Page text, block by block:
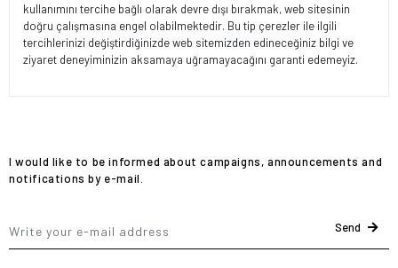
kullanımını tercihe bağlı olarak devre dışı bırakmak, web sitesinin
doğru çalışmasına engel olabilmektedir. Bu tip çerezler ile ilgili
tercihlerinizi değiştirdiğinizde web sitemizden edineceğiniz bilgi ve
ziyaret deneyiminizin aksamaya uğramayacağını garanti edemeyiz.
I would like to be informed about campaigns, announcements and
notifications by e-mail.
Send